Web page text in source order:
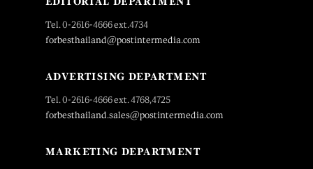
Tel. 0-2616-4666 ext.4734
forbesthailand@postintermedia.com
ADVERTISING DEPARTMENT
Tel. 0-2616-4666 ext. 4768,4725
forbesthailand.sales@postintermedia.com
MARKETING DEPARTMENT